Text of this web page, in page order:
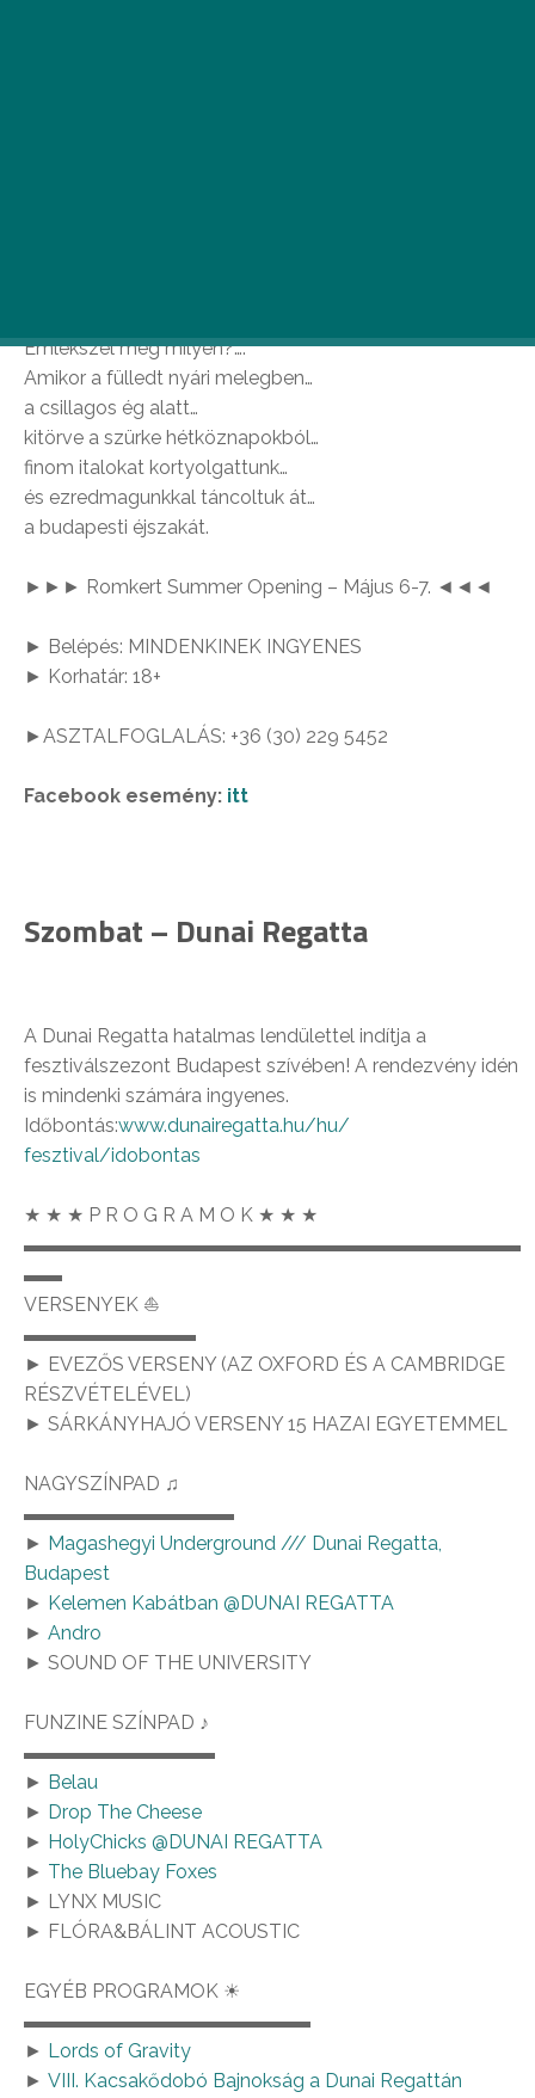
Emlékszel még milyen?….
Amikor a fülledt nyári melegben…
a csillagos ég alatt…
kitörve a szürke hétköznapokból…
finom italokat kortyolgattunk…
és ezredmagunkkal táncoltuk át…
a budapesti éjszakát.
►►► Romkert Summer Opening – Május 6-7. ◄◄◄
► Belépés: MINDENKINEK INGYENES
► Korhatár: 18+
►ASZTALFOGLALÁS: +36 (30) 229 5452
Facebook esemény: itt
Szombat – Dunai Regatta
A Dunai Regatta hatalmas lendülettel indítja a
fesztiválszezont Budapest szívében! A rendezvény idén
is mindenki számára ingyenes.
Időbontás:www.dunairegatta.hu/hu/
fesztival/idobontas
★ ★ ★ P R O G R A M O K ★ ★ ★
▬▬▬▬▬▬▬▬▬▬▬▬▬▬▬▬▬▬▬▬▬▬▬▬▬▬
▬▬
VERSENYEK ⛵
▬▬▬▬▬▬▬▬▬
► EVEZŐS VERSENY (AZ OXFORD ÉS A CAMBRIDGE
RÉSZVÉTELÉVEL)
► SÁRKÁNYHAJÓ VERSENY 15 HAZAI EGYETEMMEL
NAGYSZÍNPAD ♫
▬▬▬▬▬▬▬▬▬▬▬
► Magashegyi Underground /// Dunai Regatta,
Budapest
► Kelemen Kabátban @DUNAI REGATTA
► Andro
► SOUND OF THE UNIVERSITY
FUNZINE SZÍNPAD ♪
▬▬▬▬▬▬▬▬▬▬
► Belau
► Drop The Cheese
► HolyChicks @DUNAI REGATTA
► The Bluebay Foxes
► LYNX MUSIC
► FLÓRA&BÁLINT ACOUSTIC
EGYÉB PROGRAMOK ☀
▬▬▬▬▬▬▬▬▬▬▬▬▬▬▬
► Lords of Gravity
► VIII. Kacsakődobó Bajnokság a Dunai Regattán